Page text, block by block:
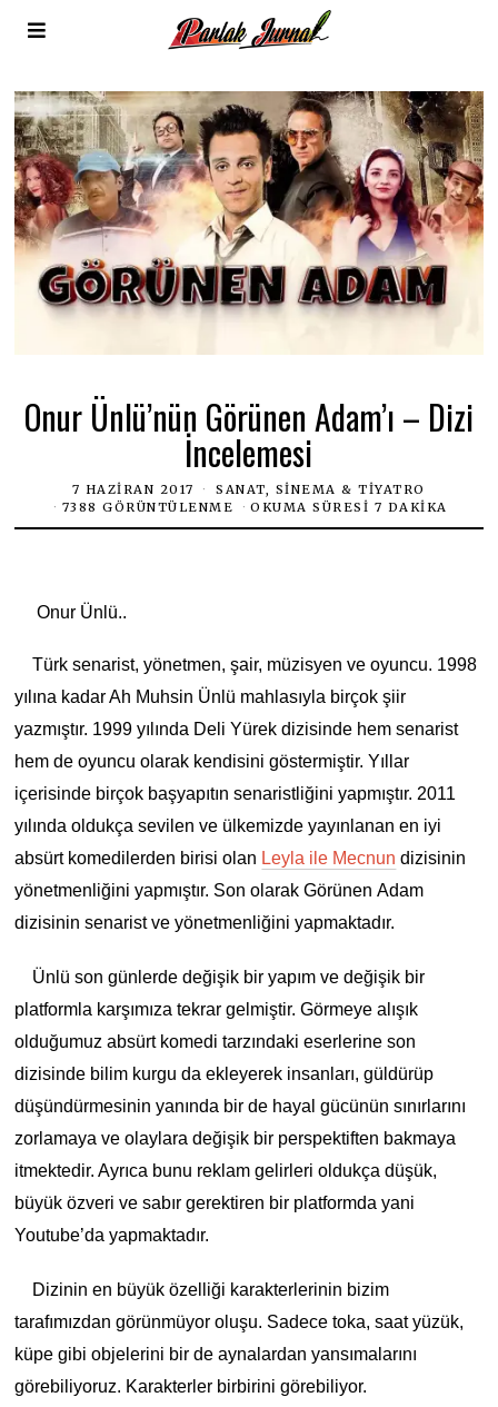
Onur Ünlü’nün Görünen Adam’ı – Dizi
İncelemesi
7 HAZIRAN 2017
SANAT, SINEMA & TIYATRO
7388 GÖRÜNTÜLENME
OKUMA SÜRESI 7 DAKIKA
Onur Ünlü..
Türk senarist, yönetmen, şair, müzisyen ve oyuncu. 1998
yılına kadar Ah Muhsin Ünlü mahlasıyla birçok şiir
yazmıştır. 1999 yılında Deli Yürek dizisinde hem senarist
hem de oyuncu olarak kendisini göstermiştir. Yıllar
içerisinde birçok başyapıtın senaristliğini yapmıştır. 2011
yılında oldukça sevilen ve ülkemizde yayınlanan en iyi
absürt komedilerden birisi olan Leyla ile Mecnun dizisinin
yönetmenliğini yapmıştır. Son olarak Görünen Adam
dizisinin senarist ve yönetmenliğini yapmaktadır.
Ünlü son günlerde değişik bir yapım ve değişik bir
platformla karşımıza tekrar gelmiştir. Görmeye alışık
olduğumuz absürt komedi tarzındaki eserlerine son
dizisinde bilim kurgu da ekleyerek insanları, güldürüp
düşündürmesinin yanında bir de hayal gücünün sınırlarını
zorlamaya ve olaylara değişik bir perspektiften bakmaya
itmektedir. Ayrıca bunu reklam gelirleri oldukça düşük,
büyük özveri ve sabır gerektiren bir platformda yani
Youtube’da yapmaktadır.
Dizinin en büyük özelliği karakterlerinin bizim
tarafımızdan görünmüyor oluşu. Sadece toka, saat yüzük,
küpe gibi objelerini bir de aynalardan yansımalarını
görebiliyoruz. Karakterler birbirini görebiliyor.